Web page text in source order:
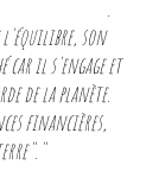
.
l'équilibre, son
car il s'engage et
de la planète.
financières,